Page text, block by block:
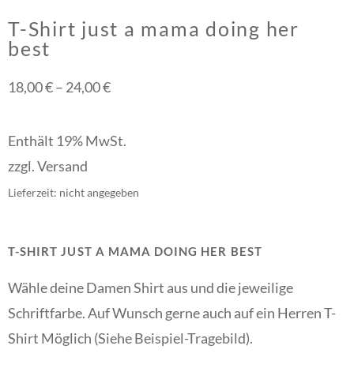
T-Shirt just a mama doing her
best
18,00€– 24,00€
Enthält 19% MwSt.
zzgl.Versand
Lieferzeit: nicht angegeben
T-SHIRT JUST A MAMA DOING HER BEST
Wähle deine Damen Shirt aus und die jeweilige
Schriftfarbe. Auf Wunsch gerne auch auf ein Herren T-
Shirt Möglich (Siehe Beispiel-Tragebild).